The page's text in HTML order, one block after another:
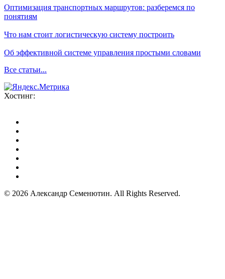
Оптимизация транспортных маршрутов: разберемся по
понятиям
Что нам стоит логистическую систему построить
Об эффективной системе управления простыми словами
Все статьи...
Хостинг:
© 2026 Александр Семенютин. All Rights Reserved.